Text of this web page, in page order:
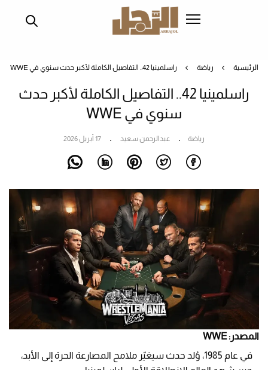
الرئيسية رياضة راسلمينيا 42.. التفاصيل الكاملة لأكبر حدث سنوي في WWE
راسلمينيا 42.. التفاصيل الكاملة لأكبر حدث
سنوي في WWE
رياضة عبدالرحمن سعيد 17 أبريل 2026
المصدر: WWE
في عام 1985، وُلد حدث سيغيّر ملامح المصارعة الحرة إلى الأبد،